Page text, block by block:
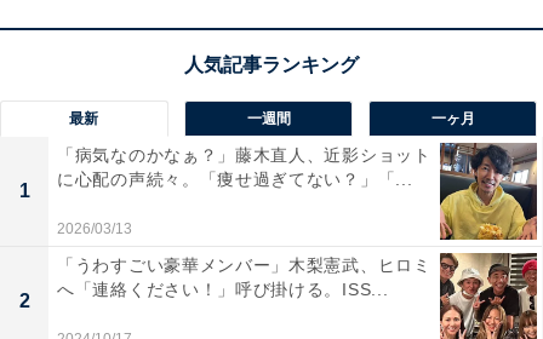
最新 一週間 一ヶ月
1
「病気なのかなぁ？」藤木直人、近影ショット
に心配の声続々。「痩せ過ぎてない？」「...
2026/03/13
2
「うわすごい豪華メンバー」木梨憲武、ヒロミ
へ「連絡ください！」呼び掛ける。ISS...